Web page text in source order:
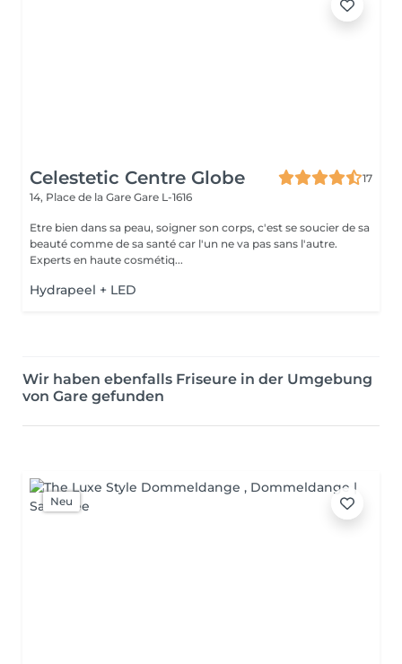
Celestetic Centre Globe
17
14, Place de la Gare Gare L-1616
Etre bien dans sa peau, soigner son corps, c'est se soucier de sa
beauté comme de sa santé car l'un ne va pas sans l'autre.
Experts en haute cosmétiq...
Hydrapeel + LED
Wir haben ebenfalls Friseure in der Umgebung
von Gare gefunden
Neu